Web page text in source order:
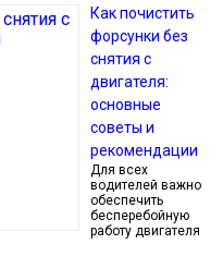
Как почистить
форсунки без
снятия с
двигателя:
основные
советы и
рекомендации
Для всех
водителей важно
обеспечить
бесперебойную
работу двигателя